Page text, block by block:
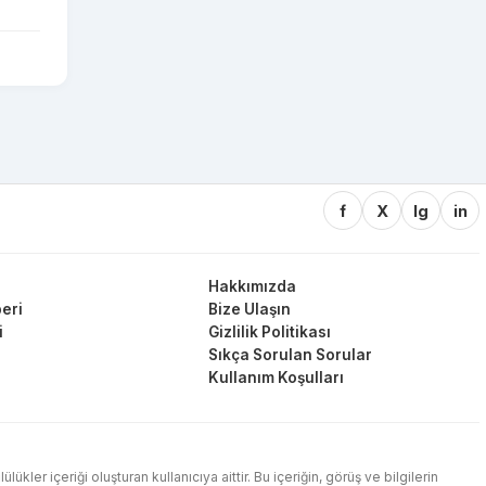
f X Ig in
Hakkımızda
Bize Ulaşın
Gizlilik Politikası
Sıkça Sorulan Sorular
Kullanım Koşulları
içeriği oluşturan kullanıcıya aittir. Bu içeriğin, görüş ve bilgilerin